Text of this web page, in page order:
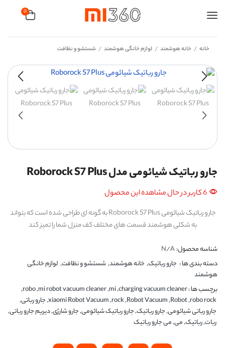
0
خانه / خانه هوشمند / لوازم خانگی هوشمند / شستشو و نظافت
جارو رباتیک شیائومی مدل Roborock S7 Plus
6 کاربر در حال مشاهده این محصول
جارو رباتیک شیائومی Roborock S7 Plus به گونه ای طراحی شده است که بتواند
به شکلی هوشمند قسمت های مختلف کف منزل شما را تمیز کند
شناسه محصول:N/A
دسته بندی ها : جارو رباتیک, خانه هوشمند,شستشو و نظافت, لوازم خانگی
هوشمند
برچسب ها :charging vacuum cleaner
,
mi
,
mi robot vacuum cleaner
,
robo
,
robo rock
,
Robot
,
Robot Vacuum
,
rock
,
xiaomi Robot Vacuum
,جارو رباتی,
جارو رباتی شیائومی,جارو رباتیک,جارو رباتیک شیائومی,جارو شارژی,دیریم جارو رباتی,
ربات,رباتیک,می,می جارو رباتیک